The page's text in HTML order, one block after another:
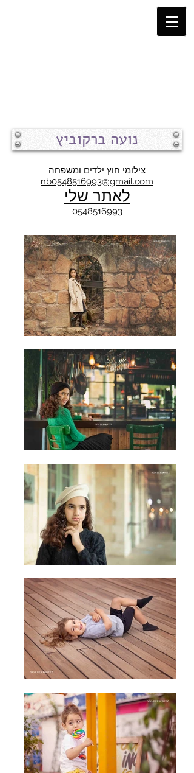
נועה ברקוביץ
צילומי חוץ ילדים ומשפחה
nb0548516993@gmail.com
לאתר שלי
0548516993